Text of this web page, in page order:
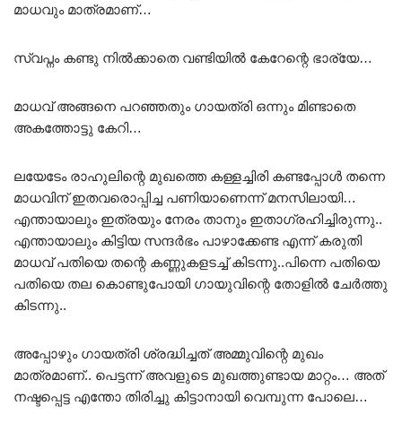
മാധവും മാത്രമാണ്…
സ്വപ്നം കണ്ടു നിൽക്കാതെ വണ്ടിയിൽ കേറേന്റെ ഭാര്യേ…
മാധവ് അങ്ങനെ പറഞ്ഞതും ഗായത്രി ഒന്നും മിണ്ടാതെ
അകത്തോട്ടു കേറി…
ലയേടേം രാഹുലിന്റെ മുഖത്തെ കള്ളച്ചിരി കണ്ടപ്പോൾ തന്നെ
മാധവിന് ഇതവരൊപ്പിച്ച പണിയാണെന്ന് മനസിലായി…
എന്തായാലും ഇത്രയും നേരം താനും ഇതാഗ്രഹിച്ചിരുന്നു..
എന്തായാലും കിട്ടിയ സന്ദർഭം പാഴാക്കേണ്ട എന്ന് കരുതി
മാധവ് പതിയെ തന്റെ കണ്ണുകളടച്ച് കിടന്നു..പിന്നെ പതിയെ
പതിയെ തല കൊണ്ടുപോയി ഗായുവിന്റെ തോളിൽ ചേർത്തു
കിടന്നു..
അപ്പോഴും ഗായത്രി ശ്രദ്ധിച്ചത് അമ്മുവിന്റെ മുഖം
മാത്രമാണ്.. പെട്ടന്ന് അവളുടെ മുഖത്തുണ്ടായ മാറ്റം… അത്
നഷ്ടപ്പെട്ട എന്തോ തിരിച്ചു കിട്ടാനായി വെമ്പുന്ന പോലെ…